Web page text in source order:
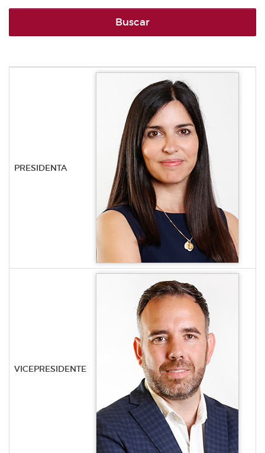
Buscar
PRESIDENTA
VICEPRESIDENTE